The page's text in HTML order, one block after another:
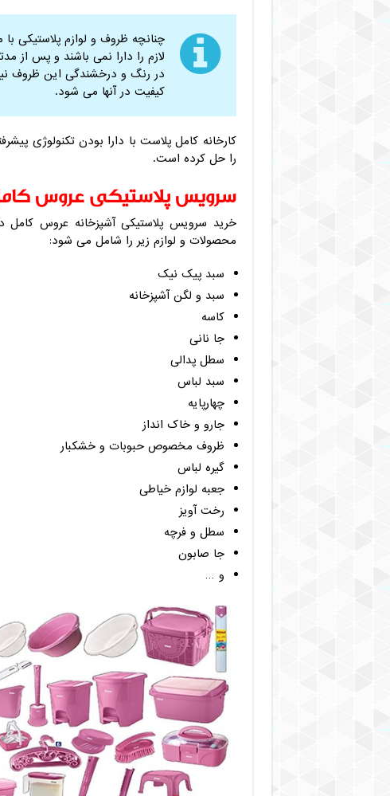
چنانچه ظروف و لوازم پلاستیکی
لازم را دارا نمی باشند و پس
در رنگ و درخشندگی این ظروف
کیفیت در آنها می شود.
کارخانه کامل پلاست با دارا بودن تکنولوژی
را حل کرده است.
سرویس پلاستیکی عروس
محصولات و لوازم زیر را شامل می شود:
سبد پیک نیک
سبد و لگن آشپزخانه
کاسه
جا نانی
سطل پدالی
سبد لباس
چهارپایه
جارو و خاک انداز
ظروف مخصوص حبوبات و خشکبار
گیره لباس
جعبه لوازم خیاطی
رخت آویز
سطل و فرچه
جا صابون
و …